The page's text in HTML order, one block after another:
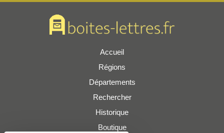
Accueil
Régions
Départements
Rechercher
Historique
Boutique